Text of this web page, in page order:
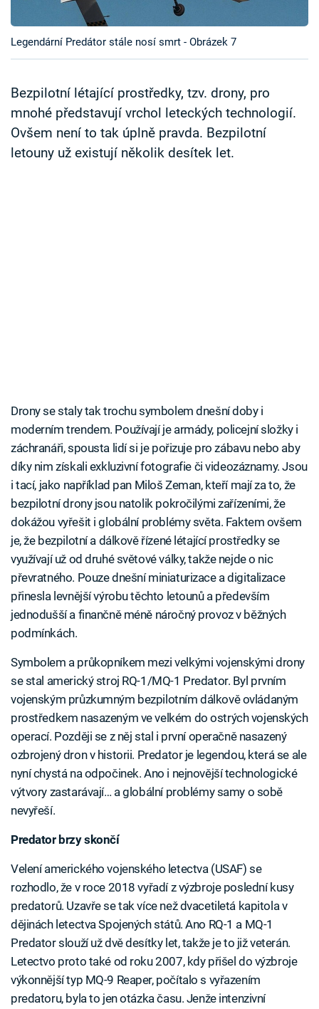
Sledujte prima+
Přihlášení
Sledujte nás
Legendární Predátor stále nosí smrt - Obrázek 7
Bezpilotní létající prostředky, tzv. drony, pro
mnohé představují vrchol leteckých technologií.
Ovšem není to tak úplně pravda. Bezpilotní
letouny už existují několik desítek let.
Drony se staly tak trochu symbolem dnešní doby i
moderním trendem. Používají je armády, policejní složky i
záchranáři, spousta lidí si je pořizuje pro zábavu nebo aby
díky nim získali exkluzivní fotografie či videozáznamy. Jsou
i tací, jako například pan Miloš Zeman, kteří mají za to, že
bezpilotní drony jsou natolik pokročilými zařízeními, že
dokážou vyřešit i globální problémy světa. Faktem ovšem
je, že bezpilotní a dálkově řízené létající prostředky se
využívají už od druhé světové války, takže nejde o nic
převratného. Pouze dnešní miniaturizace a digitalizace
přinesla levnější výrobu těchto letounů a především
jednodušší a finančně méně náročný provoz v běžných
podmínkách.
Symbolem a průkopníkem mezi velkými vojenskými drony
se stal americký stroj RQ-1/MQ-1 Predator. Byl prvním
vojenským průzkumným bezpilotním dálkově ovládaným
prostředkem nasazeným ve velkém do ostrých vojenských
operací. Později se z něj stal i první operačně nasazený
ozbrojený dron v historii. Predator je legendou, která se ale
nyní chystá na odpočinek. Ano i nejnovější technologické
výtvory zastarávají… a globální problémy samy o sobě
nevyřeší.
Predator brzy skončí
Velení amerického vojenského letectva (USAF) se
rozhodlo, že v roce 2018 vyřadí z výzbroje poslední kusy
predatorů. Uzavře se tak více než dvacetiletá kapitola v
dějinách letectva Spojených států. Ano RQ-1 a MQ-1
Predator slouží už dvě desítky let, takže je to již veterán.
Letectvo proto také od roku 2007, kdy přišel do výzbroje
výkonnější typ MQ-9 Reaper, počítalo s vyřazením
predatoru, byla to jen otázka času. Jenže intenzivní